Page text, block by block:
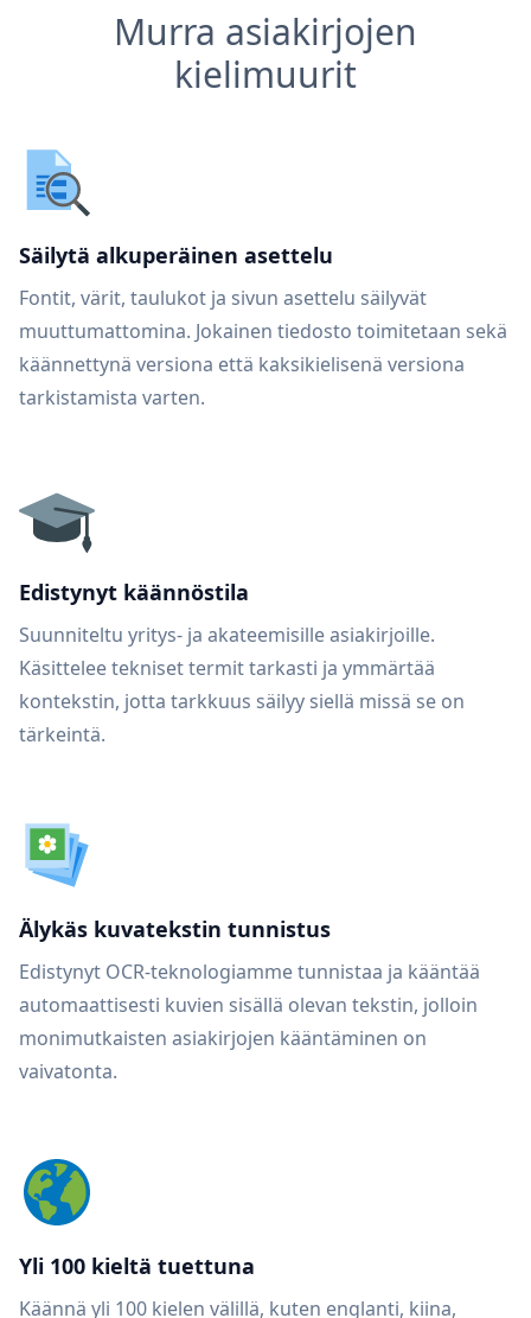
Murra asiakirjojen
kielimuurit
Säilytä alkuperäinen asettelu
Fontit, värit, taulukot ja sivun asettelu säilyvät
muuttumattomina. Jokainen tiedosto toimitetaan sekä
käännettynä versiona että kaksikielisenä versiona
tarkistamista varten.
Edistynyt käännöstila
Suunniteltu yritys- ja akateemisille asiakirjoille.
Käsittelee tekniset termit tarkasti ja ymmärtää
kontekstin, jotta tarkkuus säilyy siellä missä se on
tärkeintä.
Älykäs kuvatekstin tunnistus
Edistynyt OCR-teknologiamme tunnistaa ja kääntää
automaattisesti kuvien sisällä olevan tekstin, jolloin
monimutkaisten asiakirjojen kääntäminen on
vaivatonta.
Yli 100 kieltä tuettuna
Käännä yli 100 kielen välillä, kuten englanti, kiina,